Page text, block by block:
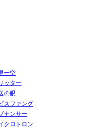
一空
ッター
の眼
スファング
ナンサー
クロトロン